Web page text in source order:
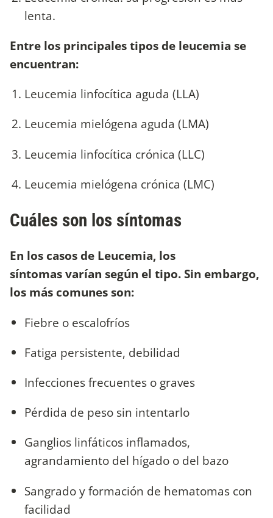
lenta.
Entre los principales tipos de leucemia se
encuentran:
Leucemia linfocítica aguda (LLA)
Leucemia mielógena aguda (LMA)
Leucemia linfocítica crónica (LLC)
Leucemia mielógena crónica (LMC)
Cuáles son los síntomas
En los casos de Leucemia, los
síntomas varían según el tipo. Sin embargo,
los más comunes son:
Fiebre o escalofríos
Fatiga persistente, debilidad
Infecciones frecuentes o graves
Pérdida de peso sin intentarlo
Ganglios linfáticos inflamados,
agrandamiento del hígado o del bazo
Sangrado y formación de hematomas con
facilidad